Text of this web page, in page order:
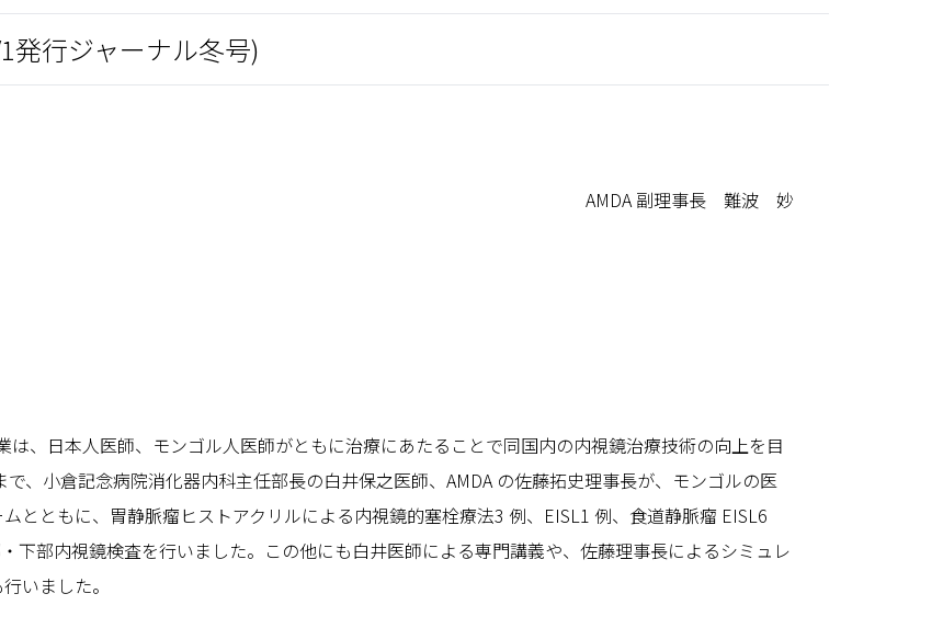
発行ジャーナル冬号)
AMDA 副理事長 難波 妙
、日本人医師、モンゴル人医師がともに治療にあたることで同国内の内視鏡治療技術の向上を目
、小倉記念病院消化器内科主任部長の白井保之医師、AMDA の佐藤拓史理事長が、モンゴルの医
とともに、胃静脈瘤ヒストアクリルによる内視鏡的塞栓療法3 例、EISL1 例、食道静脈瘤 EISL6
下部内視鏡検査を行いました。この他にも白井医師による専門講義や、佐藤理事長によるシミュレ
いました。